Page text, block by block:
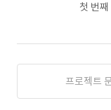
첫 번
프로젝트